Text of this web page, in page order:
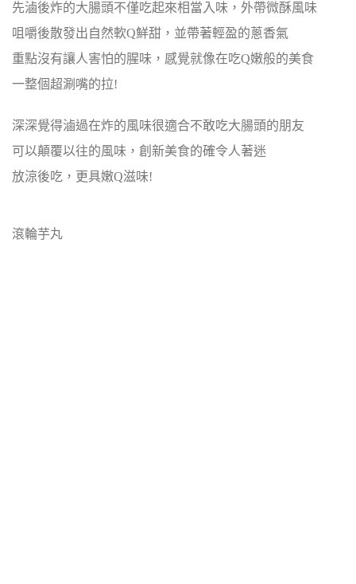
先滷後炸的大腸頭不僅吃起來相當入味，外帶微酥風味
咀嚼後散發出自然軟Q鮮甜，並帶著輕盈的蔥香氣
重點沒有讓人害怕的腥味，感覺就像在吃Q嫩般的美食
一整個超涮嘴的拉!
深深覺得滷過在炸的風味很適合不敢吃大腸頭的朋友
可以顛覆以往的風味，創新美食的確令人著迷
放涼後吃，更具嫩Q滋味!
滾輪芋丸